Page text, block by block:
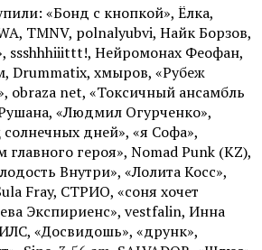
«Бонд с кнопкой», Ёлка,
TMNV, polnalyubvi, Найк Борзов,
ssshhhiiittt!, Нейромонах Феофан,
Drummatix, хмыров, «Рубеж
obraza net, «Токсичный ансамбль
«Людмил Огурченко»,
дней», «я Софа»,
героя», Nomad Punk (KZ),
Внутри», «Лолита Косс»,
Fray, СТРИО, «соня хочет
Экспириенс», vestfalin, Инна
«Досвидошь», «друнк»,